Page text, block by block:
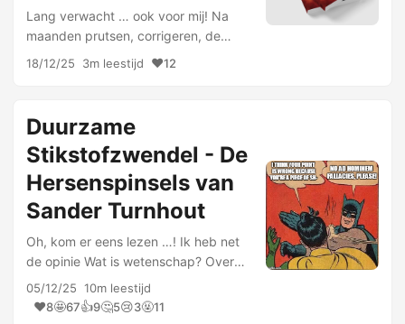
Lang verwacht … ook voor mij! Na
maanden prutsen, corrigeren, de
omslag en de opmaak bedenken ligt
mijn boek nu bij de drukker. De plaat
mockup. Ik heb een paar …
18/12/25 3m leestijd ❤️12
Duurzame
Stikstofzwendel - De
Hersenspinsels van
Sander Turnhout
Oh, kom er eens lezen …! Ik heb net
de opinie Wat is wetenschap? Over
feitenbrij als afleiding van Sander
Turnhout gelezen. Het is te vinden bij
05/12/25 10m leestijd
❤️8🤩67👍9🤔5😢3🤬11